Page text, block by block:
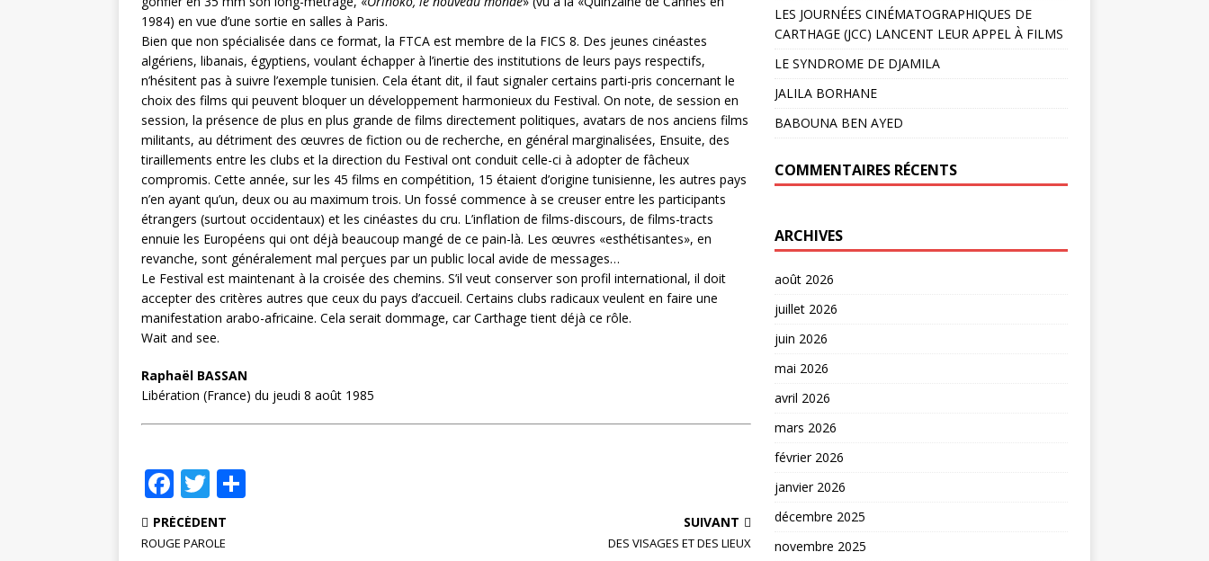
1984) en vue d’une sortie en salles à Paris.
Bien que non spécialisée dans ce format, la FTCA est membre de la FICS 8. Des jeunes cinéastes
algériens, libanais, égyptiens, voulant échapper à l’inertie des institutions de leurs pays respectifs,
n’hésitent pas à suivre l’exemple tunisien. Cela étant dit, il faut signaler certains parti-pris concernant le
choix des films qui peuvent bloquer un développement harmonieux du Festival. On note, de session en
session, la présence de plus en plus grande de films directement politiques, avatars de nos anciens films
militants, au détriment des œuvres de fiction ou de recherche, en général marginalisées, Ensuite, des
tiraillements entre les clubs et la direction du Festival ont conduit celle-ci à adopter de fâcheux
compromis. Cette année, sur les 45 films en compétition, 15 étaient d’origine tunisienne, les autres pays
n’en ayant qu’un, deux ou au maximum trois. Un fossé commence à se creuser entre les participants
étrangers (surtout occidentaux) et les cinéastes du cru. L’inflation de films-discours, de films-tracts
ennuie les Européens qui ont déjà beaucoup mangé de ce pain-là. Les œuvres «esthétisantes», en
revanche, sont généralement mal perçues par un public local avide de messages…
Le Festival est maintenant à la croisée des chemins. S’il veut conserver son profil international, il doit
accepter des critères autres que ceux du pays d’accueil. Certains clubs radicaux veulent en faire une
manifestation arabo-africaine. Cela serait dommage, car Carthage tient déjà ce rôle.
Wait and see.
Raphaël BASSAN
Libération (France) du jeudi 8 août 1985
F
a
c
T
w
it
PRÉCÉDENT
ROUGE PAROLE
SUIVANT
DES VISAGES ET DES LIEUX
LES JOURNÉES CINÉMATOGRAPHIQUES DE
CARTHAGE (JCC) LANCENT LEUR APPEL À FILMS
LE SYNDROME DE DJAMILA
JALILA BORHANE
BABOUNA BEN AYED
COMMENTAIRES RÉCENTS
ARCHIVES
août 2026
juillet 2026
juin 2026
mai 2026
avril 2026
mars 2026
février 2026
janvier 2026
décembre 2025
novembre 2025